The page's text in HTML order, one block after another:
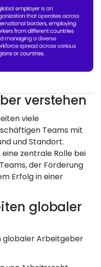
verstehen
viele
Teams mit
und Standort.
zentrale Rolle bei
der Förderung
Erfolg in einer
globaler
globaler Arbeitgeber